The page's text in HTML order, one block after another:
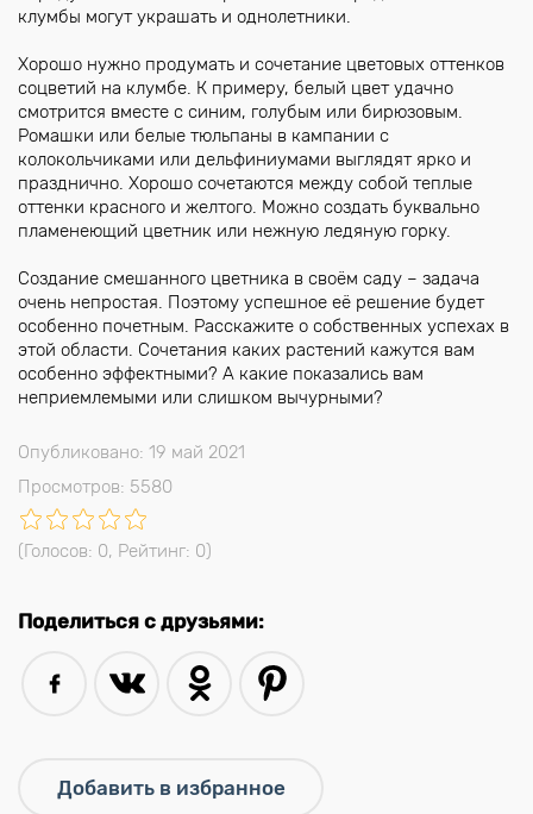
клумбы могут украшать и однолетники.
Хорошо нужно продумать и сочетание цветовых оттенков
соцветий на клумбе. К примеру, белый цвет удачно
смотрится вместе с синим, голубым или бирюзовым.
Ромашки или белые тюльпаны в кампании с
колокольчиками или дельфиниумами выглядят ярко и
празднично. Хорошо сочетаются между собой теплые
оттенки красного и желтого. Можно создать буквально
пламенеющий цветник или нежную ледяную горку.
Создание смешанного цветника в своём саду – задача
очень непростая. Поэтому успешное её решение будет
особенно почетным. Расскажите о собственных успехах в
этой области. Сочетания каких растений кажутся вам
особенно эффектными? А какие показались вам
неприемлемыми или слишком вычурными?
Опубликовано: 19 май 2021
Просмотров: 5580
(Голосов: 0, Рейтинг: 0)
Поделиться с друзьями: